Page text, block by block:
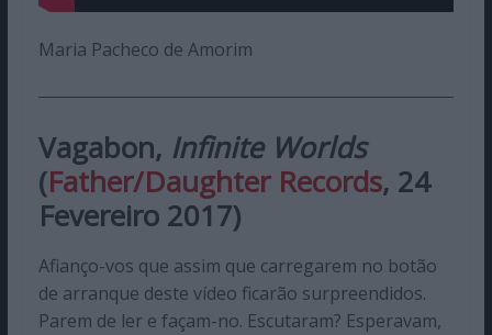
Maria Pacheco de Amorim
Vagabon, Infinite Worlds
(Father/Daughter Records, 24
Fevereiro 2017)
Afianço-vos que assim que carregarem no botão
de arranque deste vídeo ficarão surpreendidos.
Parem de ler e façam-no. Escutaram? Esperavam,